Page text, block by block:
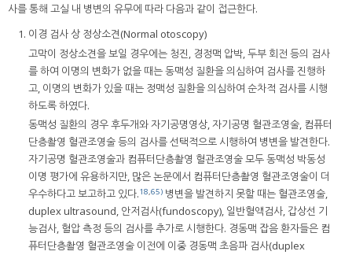
사를 통해 고실 내 병변의 유무에 따라 다음과 같이 접근한다.
이경 검사 상 정상소견(Normal otoscopy)
고막이 정상소견을 보일 경우에는 청진, 경정맥 압박, 두부 회전 등의 검사
를 하여 이명의 변화가 없을 때는 동맥성 질환을 의심하여 검사를 진행하
고, 이명의 변화가 있을 때는 정맥성 질환을 의심하여 순차적 검사를 시행
하도록 하였다.
동맥성 질환의 경우 후두개와 자기공명영상, 자기공명 혈관조영술, 컴퓨터
단층촬영 혈관조영술 등의 검사를 선택적으로 시행하여 병변을 발견한다.
자기공명 혈관조영술과 컴퓨터단층촬영 혈관조영술 모두 동맥성 박동성
이명 평가에 유용하지만, 많은 논문에서 컴퓨터단층촬영 혈관조영술이 더
우수하다고 보고하고 있다.18 65) 병변을 발견하지 못할 때는 혈관조영술,
duplex ultrasound, 안저검사(fundoscopy), 일반혈액검사, 갑상선 기
능검사, 혈압 측정 등의 검사를 추가로 시행한다. 경동맥 잡음 환자들은 컴
퓨터단층촬영 혈관조영술 이전에 이중 경동맥 초음파 검사(duplex